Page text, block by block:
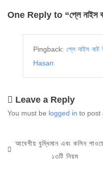
One Reply to “প্লে নাইস
Pingback:প্লে নাইস
Hasan
Leave a Reply
You must be logged in to post
navigation
Previous
আবেগীয় বুদ্ধিমান এবং কলিন
১৩টি নিয়ম